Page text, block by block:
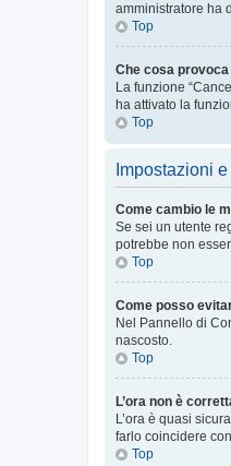
amministratore ha
Top
Che cosa
La funzione
ha attivato la
Top
Impostazioni
Come cambio le
Se sei un utente
potrebbe non
Top
Come posso
Nel Pannello di
nascosto.
Top
L’ora non è
L’ora è quasi
farlo coincidere
Top